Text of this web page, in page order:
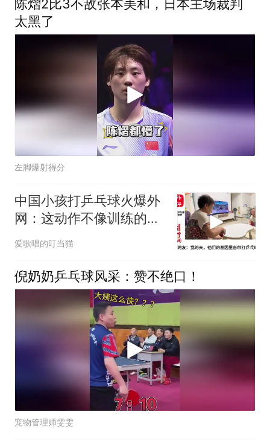
陈熠2比3不敌张本美和，日本主场裁判
太黑了
左脚爆射得分
中国小孩打乒乓球火爆外
网：这动作不像训练的，
倒是像没忘干净的
爱歌唱的叮当猫
倪奶奶乒乓球风采：赞不绝口！
宠物管理师雯雯